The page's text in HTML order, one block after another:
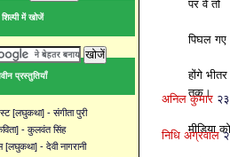
शिल्पी में खोजें
प्रस्तुतियाँ
[लघुकथा] - संगीता पुरी
- कुलवंत सिंह
[लघुकथा] - देवी नागरानी
पर वे तो
पिघल गए
होंगे भीतर
तक।
अनिल कुमार
मीडिया
निधि अग्रवाल